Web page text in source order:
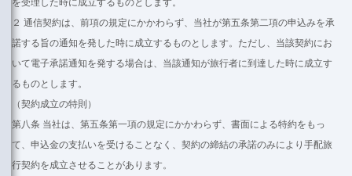
２ 通信契約は、前項の規定にかかわらず、当社が第五条第二項の申込みを承
諾する旨の通知を発した時に成立するものとします。ただし、当該契約にお
いて電子承諾通知を発する場合は、当該通知が旅行者に到達した時に成立す
るものとします。
（契約成立の特則）
第八条 当社は、第五条第一項の規定にかかわらず、書面による特約をもっ
て、申込金の支払いを受けることなく、契約の締結の承諾のみにより手配旅
行契約を成立させることがあります。